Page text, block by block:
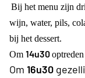
Bij het menu zijn
wijn, water, pils,
bij het dessert.
Om 14u30
Om 16u30